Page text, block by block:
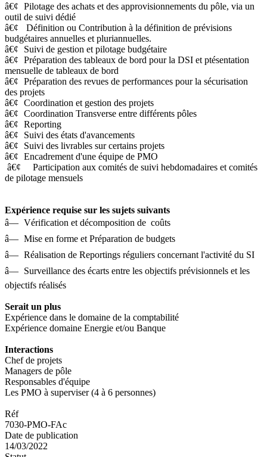
â€¢ Pilotage des achats et des approvisionnements du pôle, via un
outil de suivi dédié
â€¢
Définition ou Contribution à la définition de prévisions
budgétaires annuelles et pluriannuelles.
â€¢
Suivi de gestion et pilotage budgétaire
â€¢ Préparation des tableaux de bord pour la DSI et ptésentation
mensuelle de tableaux de bord
â€¢ Préparation des revues de performances pour la sécurisation
des projets
â€¢ Coordination et gestion des projets
â€¢ Coordination Transverse entre différents pôles
â€¢ Reporting
â€¢
Suivi des états d'avancements
â€¢
Suivi des livrables sur certains projets
â€¢ Encadrement d'une équipe de PMO
â€¢ Participation aux comités de suivi hebdomadaires et comités
de pilotage mensuels
Expérience requise sur les sujets suivants
â— Vérification et décomposition de coûts
â— Mise en forme et Préparation de budgets
â— Réalisation de Reportings réguliers concernant l'activité du SI
â— Surveillance des écarts entre les objectifs prévisionnels et les
objectifs réalisés
Serait un plus
Expérience dans le domaine de la comptabilité
Expérience domaine Energie et/ou Banque
Interactions
Chef de projets
Managers de pôle
Responsables d'équipe
Les PMO à superviser (4 à 6 personnes)
Réf
7030-PMO-FAc
Date de publication
14/03/2022